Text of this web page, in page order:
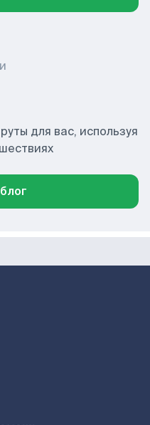
для вас, используя